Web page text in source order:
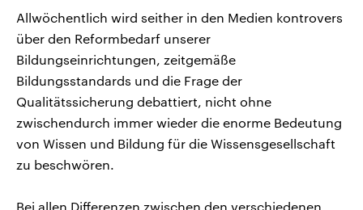
Allwöchentlich wird seither in den Medien kontrovers
über den Reformbedarf unserer
Bildungseinrichtungen, zeitgemäße
Bildungsstandards und die Frage der
Qualitätssicherung debattiert, nicht ohne
zwischendurch immer wieder die enorme Bedeutung
von Wissen und Bildung für die Wissensgesellschaft
zu beschwören.
Bei allen Differenzen zwischen den verschiedenen